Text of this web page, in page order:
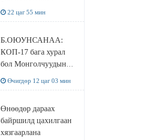
нөхцөл бүрдэнэ
22 цаг 55 мин
Б.ОЮУНСАНАА:
КОП-17 бага хурал
бол Монголчуудын
ДЭЛХИЙД
СУРТАЛЧИЛАХ гол
бодлого
Өчигдөр 12 цаг 03 мин
Өнөөдөр дараах
байршилд цахилгаан
хязгаарлана